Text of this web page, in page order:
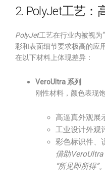
2. PolyJet工艺：
PolyJet工艺在行业内被视为
彩和表面细节要求极高的应
在以下材料上体现差异：
VeroUltra 系列
刚性材料，颜色表现
高逼真外观展
工业设计外观
彩色标识件、
借助
“所见即所得”。